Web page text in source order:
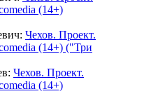
(14+)
: Чехов. Проект.
(14+) ("Три
: Чехов. Проект.
(14+)